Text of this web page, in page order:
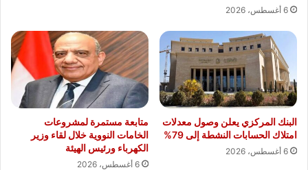
6 أغسطس، 2026
البنك المركزي يعلن وصول معدلات
امتلاك الحسابات النشطة إلى 79%
6 أغسطس، 2026
متابعة مستمرة لمشروعات
الخامات النووية خلال لقاء وزير
الكهرباء ورئيس الهيئة
6 أغسطس، 2026